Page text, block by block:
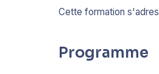
Cette formation
Programme